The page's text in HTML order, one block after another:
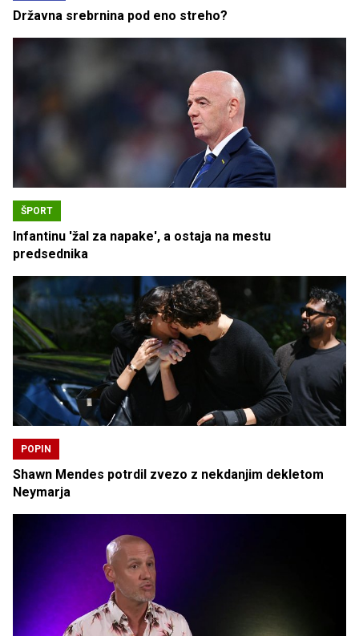
Državna srebrnina pod eno streho?
ŠPORT
Infantinu 'žal za napake', a ostaja na mestu
predsednika
POPIN
Shawn Mendes potrdil zvezo z nekdanjim dekletom
Neymarja